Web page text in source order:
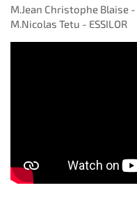
M.Jean Christophe Blaise -
M.Nicolas Tetu - ESSILOR